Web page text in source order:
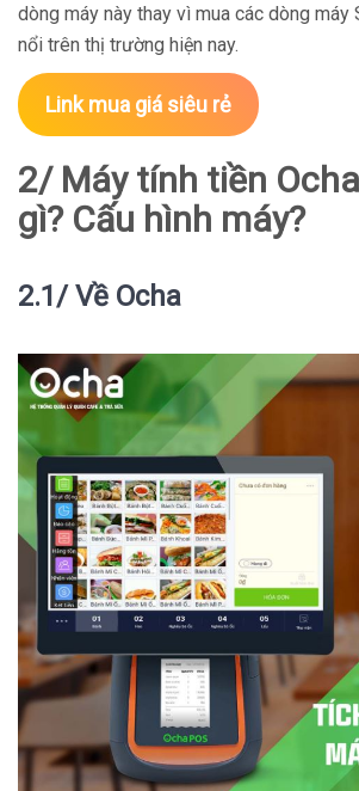
dòng máy này thay vì mua các dòng máy
nổi trên thị trường hiện nay.
Link mua giá siêu rẻ
2/ Máy tính tiền
gì? Cấu hình máy?
2.1/ Về Ocha